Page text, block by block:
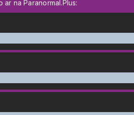
na Paranormal.Plus: